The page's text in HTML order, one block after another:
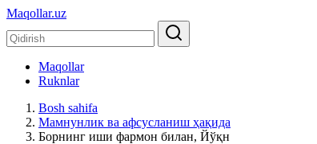
Maqollar.uz
Maqollar
Ruknlar
Bosh sahifa
Мамнунлик ва афсусланиш ҳақида
Борнинг иши фармон билан, Йўқн